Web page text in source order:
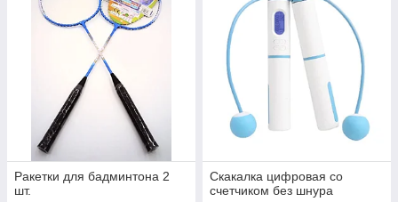
Ракетки для бадминтона 2
шт.
Скакалка цифровая со
счетчиком без шнура